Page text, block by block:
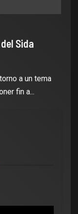
Sida
a un tema
fin a...